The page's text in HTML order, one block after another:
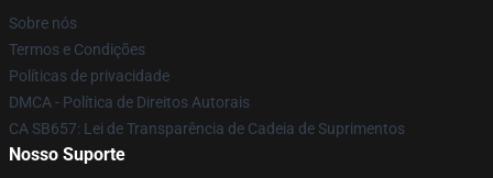
Sobre nós
Termos e Condições
Políticas de privacidade
DMCA - Política de Direitos Autorais
CA SB657: Lei de Transparência de Cadeia de Suprimentos
Nosso Suporte